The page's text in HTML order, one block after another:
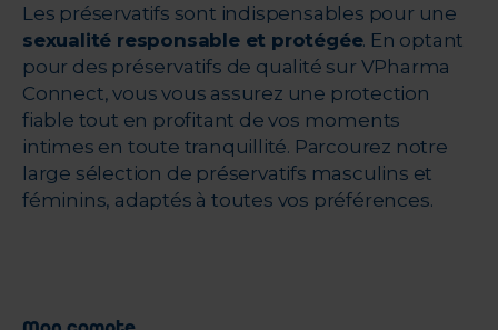
Les préservatifs sont indispensables pour une
sexualité responsable et protégée. En optant
pour des préservatifs de qualité sur VPharma
Connect, vous vous assurez une protection
fiable tout en profitant de vos moments
intimes en toute tranquillité. Parcourez notre
large sélection de préservatifs masculins et
féminins, adaptés à toutes vos préférences.